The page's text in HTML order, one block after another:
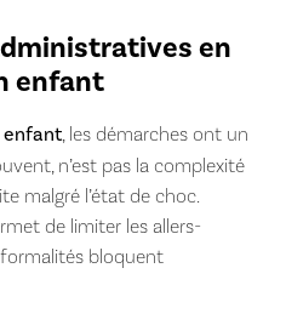
en
enfant
enfant, les démarches ont un
n’est pas la complexité
malgré l’état de choc.
de limiter les allers-
bloquent